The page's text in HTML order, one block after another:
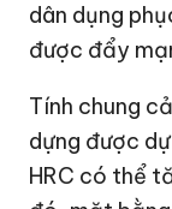
dân dụng
được đẩy
Tính chung
dựng được
HRC có thể